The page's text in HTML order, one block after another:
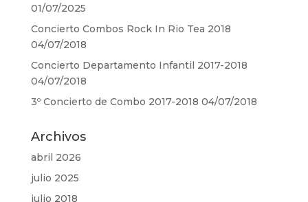
01/07/2025
Concierto Combos Rock In Rio Tea 2018
04/07/2018
Concierto Departamento Infantil 2017-2018
04/07/2018
3º Concierto de Combo 2017-2018 04/07/2018
Archivos
abril 2026
julio 2025
julio 2018